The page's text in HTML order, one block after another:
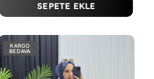
SEPETE EKLE
KARGO
BEDAVA